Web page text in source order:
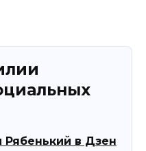
в Дзен